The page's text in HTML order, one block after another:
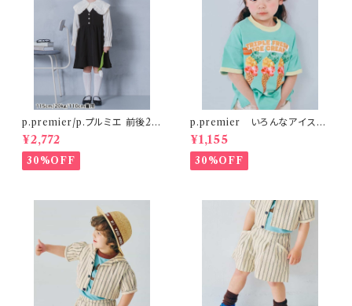
p.premier/p.プルミエ 前後2W
AYパールボタンジャンパースカ
ート
¥2,772
30%OFF
p.premier いろんなアイスち
ょーだいグラフィックリンガーT
シャツ ミント
¥1,155
30%OFF